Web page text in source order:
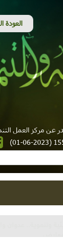
عن مركز العمل
وتنموية.. عدوان